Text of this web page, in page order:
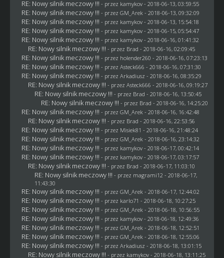
RE: Nowy silnik meczowy !!! - przez kamykov- 2018-06-13, 03:59:55
RE: Nowy silnik meczowy !!! - przez GM_Arek- 2018-06-13, 09:32:09
RE: Nowy silnik meczowy !!! - przez kamykov- 2018-06-13, 15:54:18
RE: Nowy silnik meczowy !!! - przez kamykov- 2018-06-15, 05:54:47
RE: Nowy silnik meczowy !!! - przez kamykov- 2018-06-16, 01:41:32
RE: Nowy silnik meczowy !!! - przez Brad - 2018-06-16, 02:09:45
RE: Nowy silnik meczowy !!! - przez holender260 - 2018-06-16, 07:23:13
RE: Nowy silnik meczowy !!! - przez Asteck666 - 2018-06-16, 07:31:30
RE: Nowy silnik meczowy !!! - przez Arkadiusz - 2018-06-16, 08:35:29
RE: Nowy silnik meczowy !!! - przez Asteck666 - 2018-06-16, 09:19:27
RE: Nowy silnik meczowy !!! - przez Brad - 2018-06-16, 13:50:45
RE: Nowy silnik meczowy !!! - przez Brad - 2018-06-16, 14:25:20
RE: Nowy silnik meczowy !!! - przez GM_Arek- 2018-06-16, 16:42:48
RE: Nowy silnik meczowy !!! - przez Brad - 2018-06-16, 22:53:56
RE: Nowy silnik meczowy !!! - przez Misiek81 - 2018-06-16, 21:48:24
RE: Nowy silnik meczowy !!! - przez GM_Arek- 2018-06-16, 23:14:32
RE: Nowy silnik meczowy !!! - przez kamykov- 2018-06-17, 00:42:14
RE: Nowy silnik meczowy !!! - przez kamykov- 2018-06-17, 03:17:57
RE: Nowy silnik meczowy !!! - przez Brad - 2018-06-17, 11:03:10
RE: Nowy silnik meczowy !!! - przez magrami12 - 2018-06-17,
11:43:30
RE: Nowy silnik meczowy !!! - przez GM_Arek- 2018-06-17, 12:44:02
RE: Nowy silnik meczowy !!! - przez karlo71 - 2018-06-18, 10:27:25
RE: Nowy silnik meczowy !!! - przez GM_Arek- 2018-06-18, 10:56:55
RE: Nowy silnik meczowy !!! - przez kamykov- 2018-06-18, 12:49:36
RE: Nowy silnik meczowy !!! - przez GM_Arek- 2018-06-18, 12:52:51
RE: Nowy silnik meczowy !!! - przez GM_Arek- 2018-06-18, 12:55:06
RE: Nowy silnik meczowy !!! - przez Arkadiusz - 2018-06-18, 13:01:15
RE: Nowy silnik meczowy !!! - przez kamykov- 2018-06-18, 13:11:25